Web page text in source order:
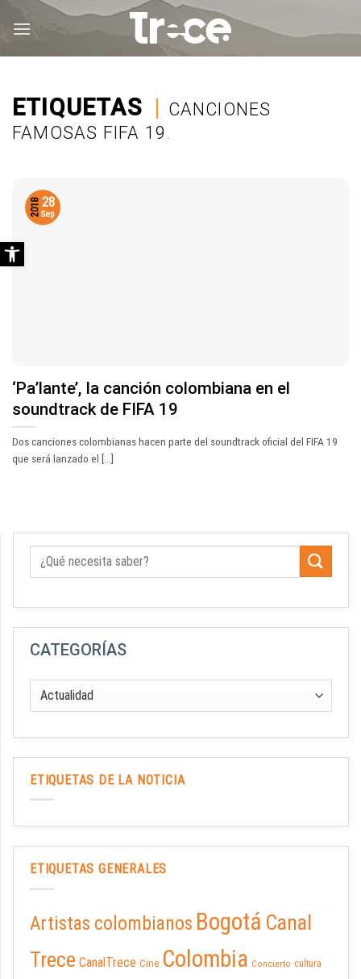
ETIQUETAS | CANCIONES
FAMOSAS FIFA 19.
‘Pa’lante’, la canción colombiana en el
soundtrack de FIFA 19
Dos canciones colombianas hacen parte del soundtrack oficial del FIFA 19
que será lanzado el [...]
28
Sep
2018
CATEGORÍAS
ETIQUETAS DE LA NOTICIA
ETIQUETAS GENERALES
Artistas colombianos Bogotá Canal
Trece CanalTrece Cine Colombia Concierto cultura
Abrir barra de herramientas